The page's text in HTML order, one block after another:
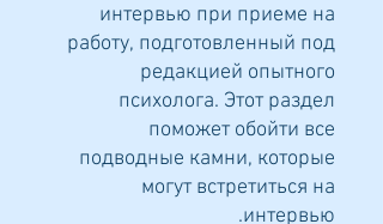
интервью при приеме на
работу, подготовленный под
редакцией опытного
психолога. Этот раздел
поможет обойти все
подводные камни, которые
могут встретиться на
интервью.